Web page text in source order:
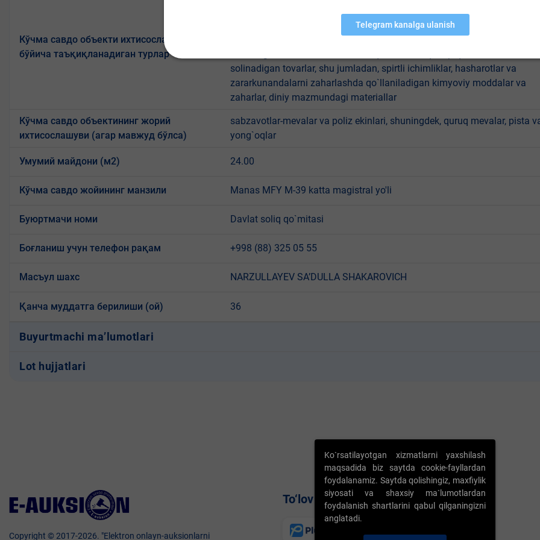
Кўчма савдо объекти ихтисослашуви
бўйича таъқиқланадиган турлар
mahsulotlari, hayvonlar, termik ishlov berilmagan, kelib chiqishi
mansub mahsulot va xomashyolar, veterinariya dori vositalari,
solinadigan tovarlar, shu jumladan, spirtli ichimliklar, hasharotlar va
zararkunandalarni zaharlashda qo`llaniladigan kimyoviy moddalar va
zaharlar, diniy mazmundagi materiallar
Кўчма савдо объектининг жорий
ихтисослашуви (агар мавжуд бўлса)
sabzavotlar-mevalar va poliz ekinlari, shuningdek, quruq mevalar, pista
yong`oqlar
Умумий майдони (м2) 24.00
Кўчма савдо жойининг манзили Manas MFY M-39 katta magistral yo'li
Буюртмачи номи Davlat soliq qo`mitasi
Боғланиш учун телефон рақам +998 (88) 325 05 55
Масъул шахс NARZULLAYEV SA’DULLA SHAKAROVICH
Қанча муддатга берилиши (ой) 36
Buyurtmachi ma’lumotlari
Lot hujjatlari
Copyright © 2017-2026. "Elektron onlayn-auksionlarni
To‘lov usullari
Ko`rsatilayotgan xizmatlarni yaxshilash
maqsadida biz saytda cookie-fayllardan
foydalanamiz. Saytda qolishingiz, maxfiylik
siyosati va shaxsiy ma`lumotlardan
foydalanish shartlarini qabul qilganingizni
anglatadi.
Telegram kanalga ulanish